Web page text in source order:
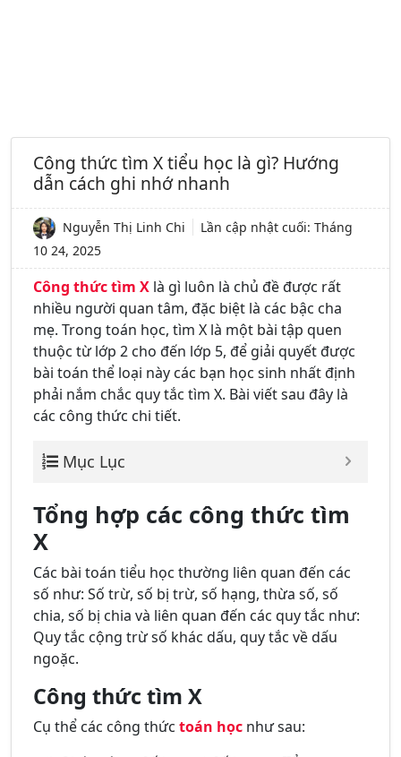
Công thức tìm X tiểu học là gì? Hướng
dẫn cách ghi nhớ nhanh
Nguyễn Thị Linh Chi Lần cập nhật cuối: Tháng
10 24, 2025
Công thức tìm X là gì luôn là chủ đề được rất
nhiều người quan tâm, đặc biệt là các bậc cha
mẹ. Trong toán học, tìm X là một bài tập quen
thuộc từ lớp 2 cho đến lớp 5, để giải quyết được
bài toán thể loại này các bạn học sinh nhất định
phải nắm chắc quy tắc tìm X. Bài viết sau đây là
các công thức chi tiết.
Mục Lục
Tổng hợp các công thức tìm
X
Các bài toán tiểu học thường liên quan đến các
số như: Số trừ, số bị trừ, số hạng, thừa số, số
chia, số bị chia và liên quan đến các quy tắc như:
Quy tắc cộng trừ số khác dấu, quy tắc về dấu
ngoặc.
Công thức tìm X
Cụ thể các công thức toán học như sau: